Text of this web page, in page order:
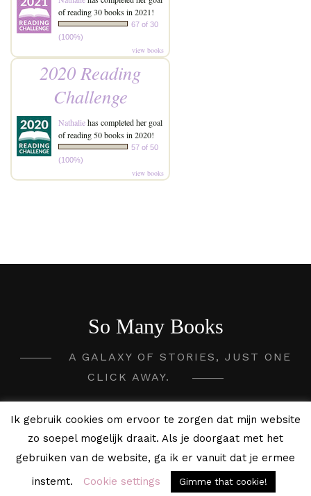
of reading 30 books in 2021!
67 of 30
(100%)
view books
2020 Reading
Challenge
Nathaliehas completed her goal
of reading 50 books in 2020!
57 of 50
(100%)
view books
So Many Books
A GALAXY OF STORIES, JUST ONE
CLICK AWAY.
2020 - 2026 So Many Books ©
Ik gebruik cookies om ervoor te zorgen dat mijn website
zo soepel mogelijk draait. Als je doorgaat met het
gebruiken van de website, ga ik er vanuit dat je ermee
instemt.
Cookie settings Gimme that cookie!